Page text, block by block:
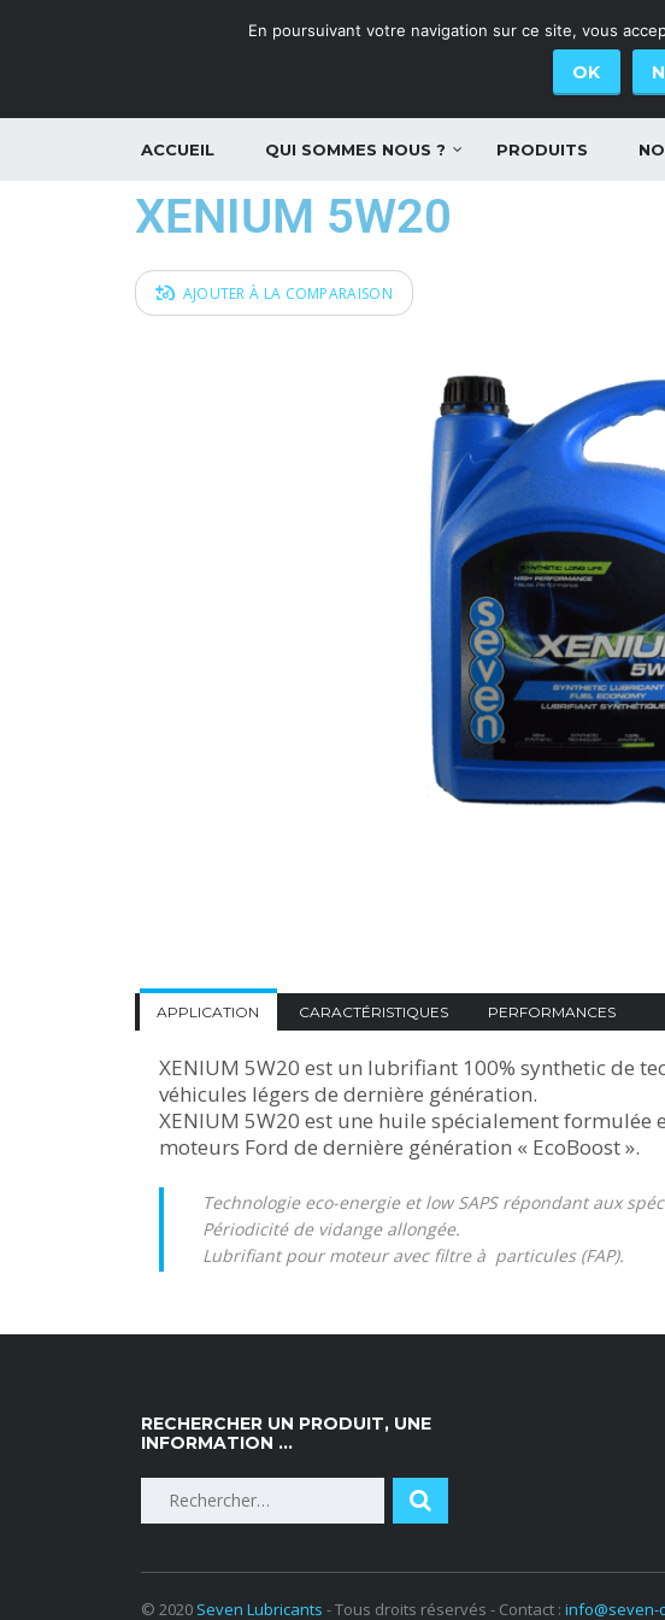
ACCUEIL QUI SOMMES NOUS ? PRODUITS
XENIUM 5W20
AJOUTER À LA COMPARAISON
APPLICATION CARACTÉRISTIQUES PERFORMANCES
XENIUM 5W20 est un lubrifiant 100% synthetic de
véhicules légers de dernière génération.
XENIUM 5W20 est une huile spécialement formulée
moteurs Ford de dernière génération « EcoBoost ».
Technologie eco-energie et low SAPS répondant aux
Périodicité de vidange allongée.
Lubrifiant pour moteur avec filtre à particules (FAP).
RECHERCHER UN PRODUIT, UNE
INFORMATION …
© 2020 Seven Lubricants - Tous droits réservés - Contact : info@seven-
En poursuivant votre navigation sur ce site, vous
OK